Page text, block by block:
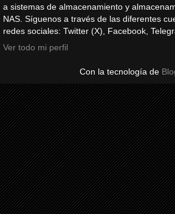
a sistemas de almacenamiento y
NAS. Síguenos a través de las diferentes
redes sociales: Twitter (X), Facebook,
Ver todo mi perfil
Con la tecnología de